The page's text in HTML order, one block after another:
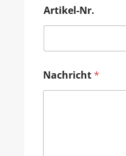
Artikel-Nr.
Nachricht*